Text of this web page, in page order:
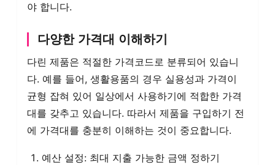
야 합니다.
다양한 가격대 이해하기
다린 제품은 적절한 가격코드로 분류되어 있습니
다. 예를 들어, 생활용품의 경우 실용성과 가격이
균형 잡혀 있어 일상에서 사용하기에 적합한 가격
대를 갖추고 있습니다. 따라서 제품을 구입하기 전
에 가격대를 충분히 이해하는 것이 중요합니다.
예산 설정: 최대 지출 가능한 금액 정하기